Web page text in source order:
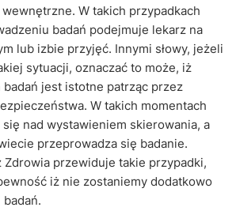
wewnętrzne. W takich przypadkach
badań podejmuje lekarz na
lub izbie przyjęć. Innymi słowy, jeżeli
sytuacji, oznaczać to może, iż
badań jest istotne patrząc przez
W takich momentach
nad wystawieniem skierowania, a
przeprowadza się badanie.
Zdrowia przewiduje takie przypadki,
iż nie zostaniemy dodatkowo